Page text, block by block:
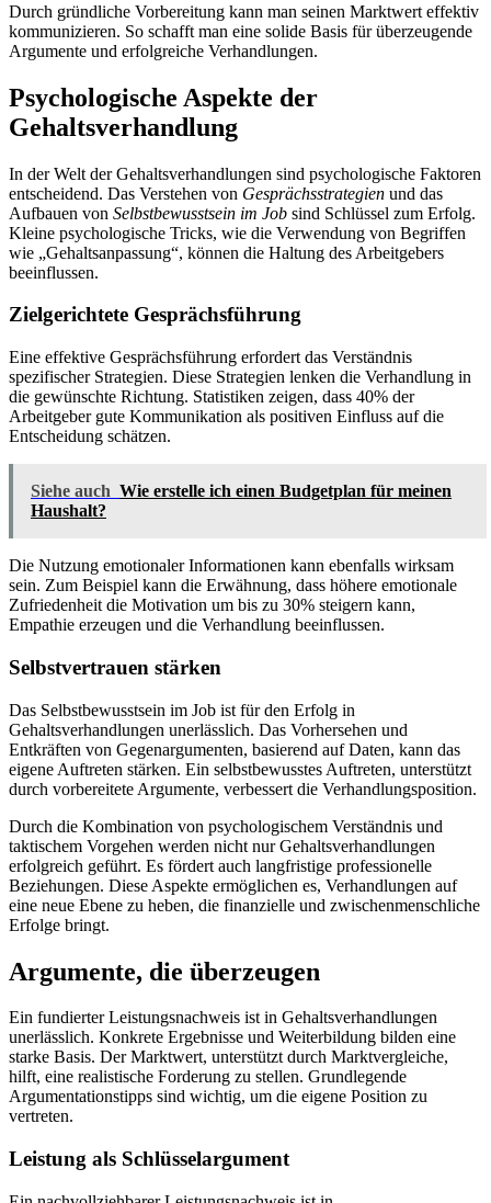
Durch gründliche Vorbereitung kann man seinen Marktwert effektiv
kommunizieren. So schafft man eine solide Basis für überzeugende
Argumente und erfolgreiche Verhandlungen.
Psychologische Aspekte der
Gehaltsverhandlung
In der Welt der Gehaltsverhandlungen sind psychologische Faktoren
entscheidend. Das Verstehen von Gesprächsstrategien und das
Aufbauen von Selbstbewusstsein im Job sind Schlüssel zum Erfolg.
Kleine psychologische Tricks, wie die Verwendung von Begriffen
wie „Gehaltsanpassung“, können die Haltung des Arbeitgebers
beeinflussen.
Zielgerichtete Gesprächsführung
Eine effektive Gesprächsführung erfordert das Verständnis
spezifischer Strategien. Diese Strategien lenken die Verhandlung in
die gewünschte Richtung. Statistiken zeigen, dass 40% der
Arbeitgeber gute Kommunikation als positiven Einfluss auf die
Entscheidung schätzen.
Siehe auch Wie erstelle ich einen Budgetplan für meinen
Haushalt?
Die Nutzung emotionaler Informationen kann ebenfalls wirksam
sein. Zum Beispiel kann die Erwähnung, dass höhere emotionale
Zufriedenheit die Motivation um bis zu 30% steigern kann,
Empathie erzeugen und die Verhandlung beeinflussen.
Selbstvertrauen stärken
Das Selbstbewusstsein im Job ist für den Erfolg in
Gehaltsverhandlungen unerlässlich. Das Vorhersehen und
Entkräften von Gegenargumenten, basierend auf Daten, kann das
eigene Auftreten stärken. Ein selbstbewusstes Auftreten, unterstützt
durch vorbereitete Argumente, verbessert die Verhandlungsposition.
Durch die Kombination von psychologischem Verständnis und
taktischem Vorgehen werden nicht nur Gehaltsverhandlungen
erfolgreich geführt. Es fördert auch langfristige professionelle
Beziehungen. Diese Aspekte ermöglichen es, Verhandlungen auf
eine neue Ebene zu heben, die finanzielle und zwischenmenschliche
Erfolge bringt.
Argumente, die überzeugen
Ein fundierter Leistungsnachweis ist in Gehaltsverhandlungen
unerlässlich. Konkrete Ergebnisse und Weiterbildung bilden eine
starke Basis. Der Marktwert, unterstützt durch Marktvergleiche,
hilft, eine realistische Forderung zu stellen. Grundlegende
Argumentationstipps sind wichtig, um die eigene Position zu
vertreten.
Leistung als Schlüsselargument